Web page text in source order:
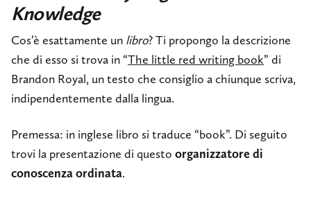
Knowledge
Cos’è esattamente un libro? Ti propongo la descrizione
che di esso si trova in “The little red writing book” di
Brandon Royal, un testo che consiglio a chiunque scriva,
indipendentemente dalla lingua.
Premessa: in inglese libro si traduce “book”. Di seguito
trovi la presentazione di questo organizzatore di
conoscenza ordinata.